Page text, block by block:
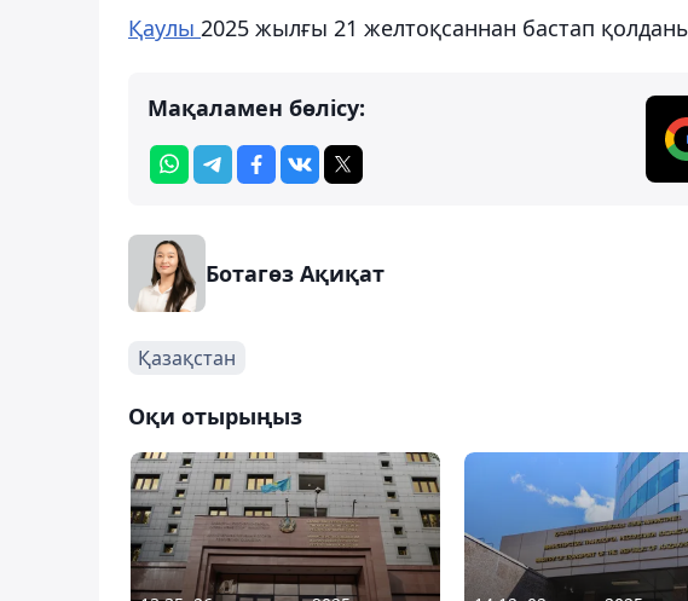
Қаулы 2025 жылғы 21 желтоқсаннан бастап
Мақаламен бөлісу:
Ботагөз Ақиқат
Қазақстан
Оқи отырыңыз